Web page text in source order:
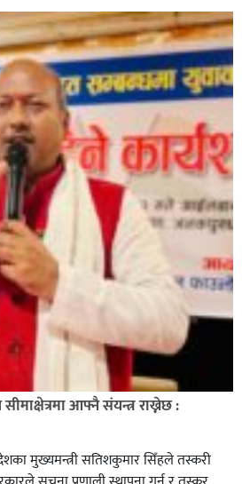
भेला सम्पन्न
आफ्नै संयन्त्र राख्नेछ :
मुख्यमन्त्री सतिशकुमार सिँहले तस्करी